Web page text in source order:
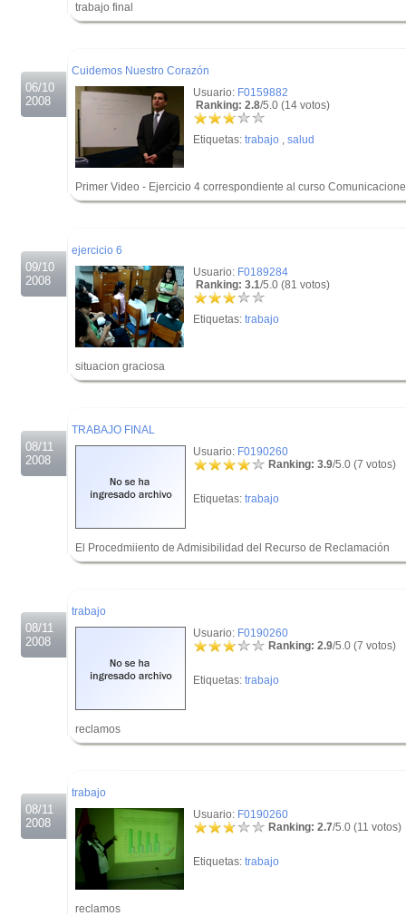
trabajo final
06/10
2008
Cuidemos Nuestro Corazón
Usuario: F0159882
Ranking: 2.8/5.0 (14 votos)
Etiquetas: trabajo , salud
Primer Video - Ejercicio 4 correspondiente al curso
09/10
2008
ejercicio 6
Usuario: F0189284
Ranking: 3.1/5.0 (81 votos)
Etiquetas: trabajo
situacion graciosa
08/11
2008
TRABAJO FINAL
Usuario: F0190260
Ranking: 3.9/5.0 (7 votos)
Etiquetas: trabajo
El Procedmiiento de Admisibilidad del Recurso de Reclamación
08/11
2008
trabajo
Usuario: F0190260
Ranking: 2.9/5.0 (7 votos)
Etiquetas: trabajo
reclamos
08/11
2008
trabajo
Usuario: F0190260
Ranking: 2.7/5.0 (11 votos)
Etiquetas: trabajo
reclamos